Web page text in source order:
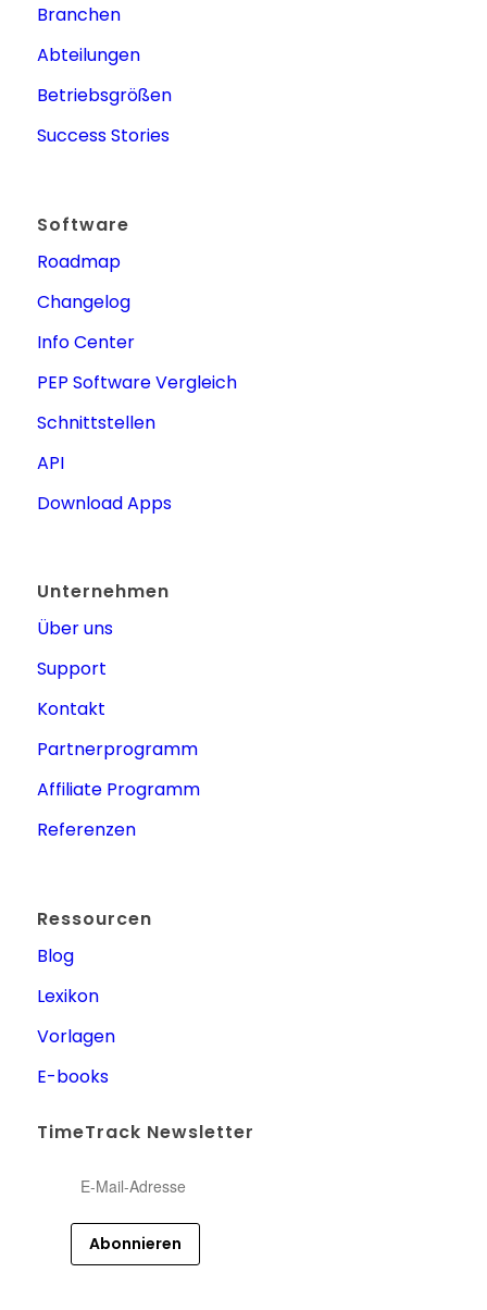
Branchen
Abteilungen
Betriebsgrößen
Success Stories
Software
Roadmap
Changelog
Info Center
PEP Software Vergleich
Schnittstellen
API
Download Apps
Unternehmen
Über uns
Support
Kontakt
Partnerprogramm
Affiliate Programm
Referenzen
Ressourcen
Blog
Lexikon
Vorlagen
E-books
TimeTrack Newsletter